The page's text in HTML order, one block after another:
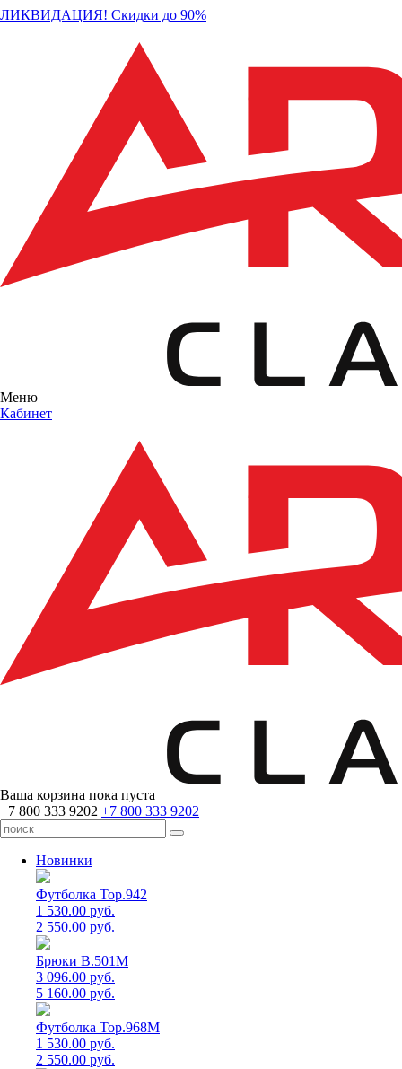
ЛИКВИДАЦИЯ! Скидки до 90%
Меню
Кабинет
Ваша корзина пока пуста
+7 800 333 9202 +7 800 333 9202
Новинки
Футболка Top.942
1 530.00 руб.
2 550.00 руб.
Брюки B.501M
3 096.00 руб.
5 160.00 руб.
Футболка Top.968M
1 530.00 руб.
2 550.00 руб.